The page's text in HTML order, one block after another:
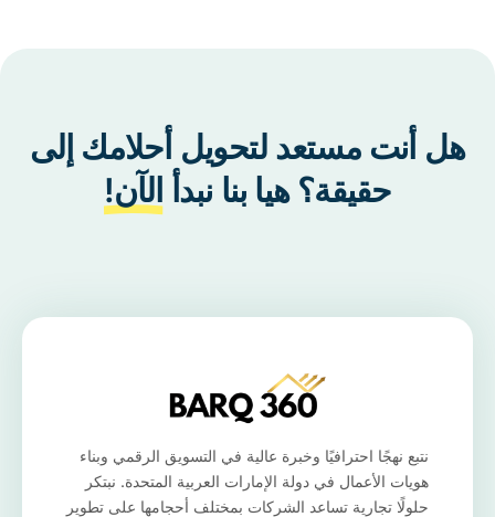
هل أنت مستعد لتحويل أحلامك إلى
حقيقة؟ هيا بنا نبدأ الآن!
نتبع نهجًا احترافيًا وخبرة عالية في التسويق الرقمي وبناء
هويات الأعمال في دولة الإمارات العربية المتحدة. نبتكر
حلولًا تجارية تساعد الشركات بمختلف أحجامها على تطوير